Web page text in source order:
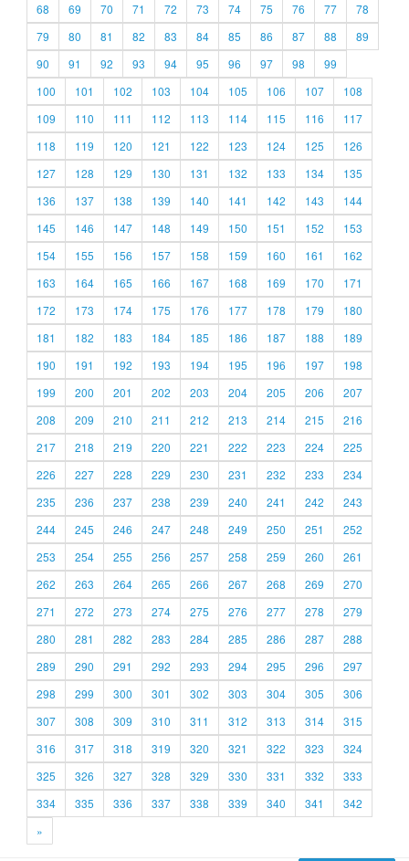
68
69 70 71 72 73 74 75 76 77
78
79
80 81 82 83 84 85 86 87 88
89
90
91 92 93 94 95 96 97 98
99
100
101 102 103 104 105 106 107
108
109
110 111 112 113 114 115 116
117
118
119 120 121 122 123 124 125
126
127
128 129 130 131 132 133 134
135
136
137 138 139 140 141 142 143
144
145
146 147 148 149 150 151 152
153
154
155 156 157 158 159 160 161
162
163
164 165 166 167 168 169 170
171
172
173 174 175 176 177 178 179
180
181
182 183 184 185 186 187 188
189
190
191 192 193 194 195 196 197
198
199
200 201 202 203 204 205 206
207
208
209 210 211 212 213 214 215
216
217
218 219 220 221 222 223 224
225
226
227 228 229 230 231 232 233
234
235
236 237 238 239 240 241 242
243
244
245 246 247 248 249 250 251
252
253
254 255 256 257 258 259 260
261
262
263 264 265 266 267 268 269
270
271
272 273 274 275 276 277 278
279
280
281 282 283 284 285 286 287
288
289
290 291 292 293 294 295 296
297
298
299 300 301 302 303 304 305
306
307
308 309 310 311 312 313 314
315
316
317 318 319 320 321 322 323
324
325
326 327 328 329 330 331 332
333
334
335 336 337 338 339 340 341
342
»